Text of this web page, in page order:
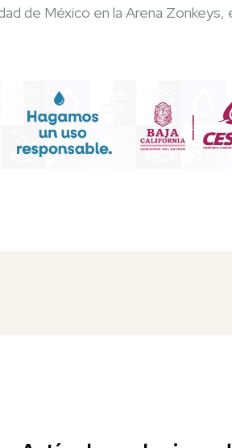
de México en la Arena Zonkeys,